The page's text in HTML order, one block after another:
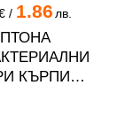
/ 1.86 лв.
КЪРПИ